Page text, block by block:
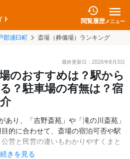
ト
閲覧履歴メニュー
郡浦臼町 斎場（葬儀場）ランキング
最終更新日： 2026年8月3日
のおすすめは？駅から
？駐車場の有無は？宿
り、「吉野斎苑」や「滝の川斎苑」
的に合わせて、斎場の宿泊可否や駅
営と民営の違いもわかりやすくまと
続きを見る